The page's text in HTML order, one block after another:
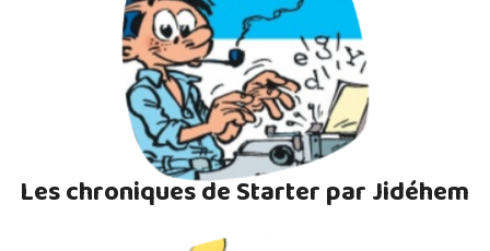
Les chroniques de Starter par Jidéhem